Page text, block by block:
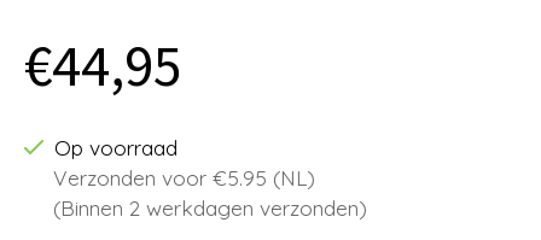
€44,95
Op voorraad
Verzonden voor €5.95 (NL)
(Binnen 2 werkdagen verzonden)